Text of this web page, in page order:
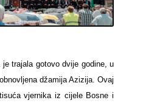
trajala gotovo dvije godine, u
džamija Azizija. Ovaj
vjernika iz cijele Bosne i